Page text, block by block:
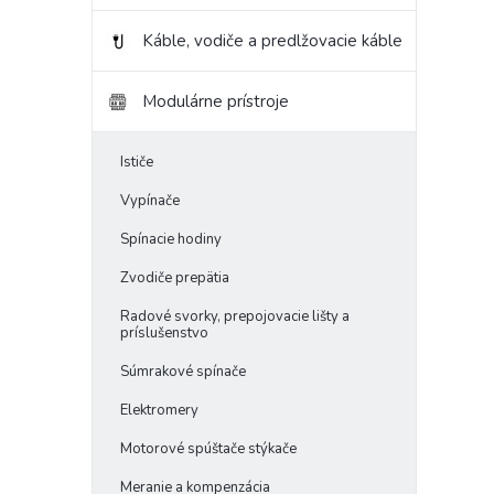
Káble, vodiče a predlžovacie káble
Modulárne prístroje
Ističe
Vypínače
Spínacie hodiny
Zvodiče prepätia
Radové svorky, prepojovacie lišty a
príslušenstvo
Súmrakové spínače
Elektromery
Motorové spúštače stýkače
Meranie a kompenzácia